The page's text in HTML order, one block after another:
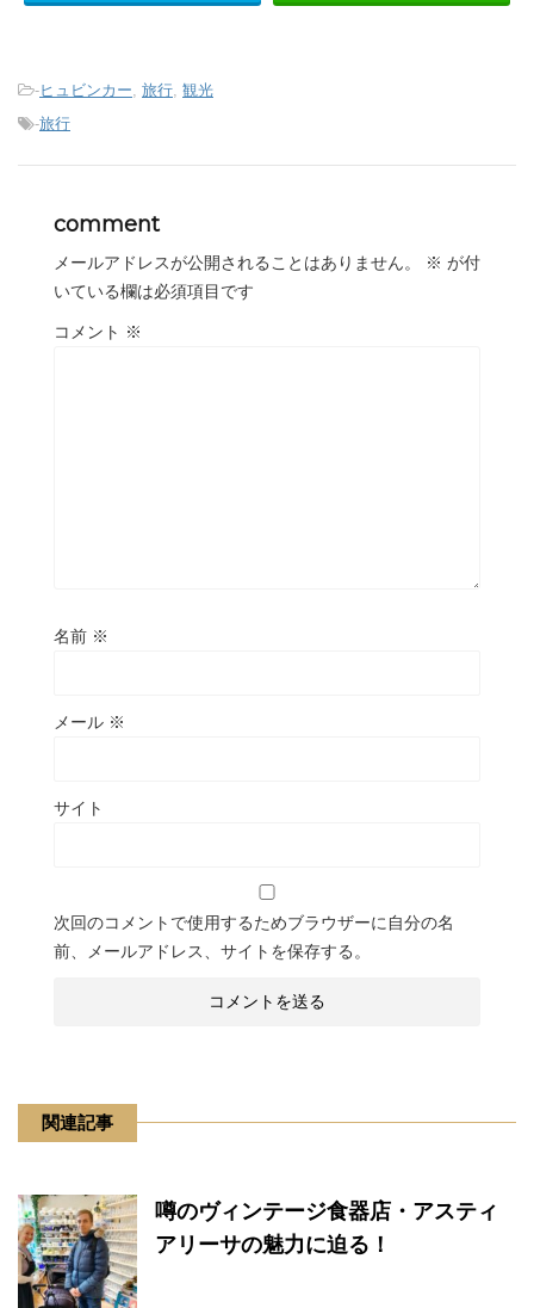
-ヒュビンカー, 旅行, 観光
-旅行
comment
メールアドレスが公開されることはありません。 ※ が付
いている欄は必須項目です
コメント ※
名前 ※
メール ※
サイト
次回のコメントで使用するためブラウザーに自分の名
前、メールアドレス、サイトを保存する。
関連記事
噂のヴィンテージ食器店・アスティ
アリーサの魅力に迫る！